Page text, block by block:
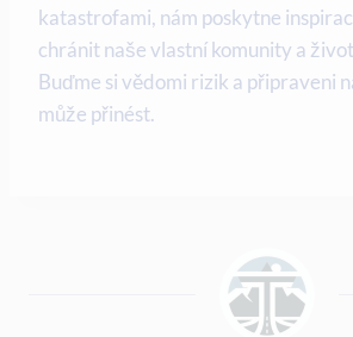
katastrofami, nám poskytne
chránit naše vlastní komunity a
Buďme si vědomi rizik a připraveni
může přinést.